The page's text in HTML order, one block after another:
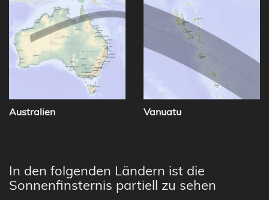
Australien Vanuatu
In den folgenden Ländern ist die
Sonnenfinsternis partiell zu sehen